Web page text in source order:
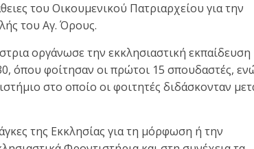
του Οικουμενικού Πατριαρχείου για την
του Αγ. Όρους.
οργάνωσε την εκκλησιαστική εκπαίδευση
όπου φοίτησαν οι πρώτοι 15 σπουδαστές,
στο οποίο οι φοιτητές διδάσκονταν
της Εκκλησίας για τη μόρφωση ή την